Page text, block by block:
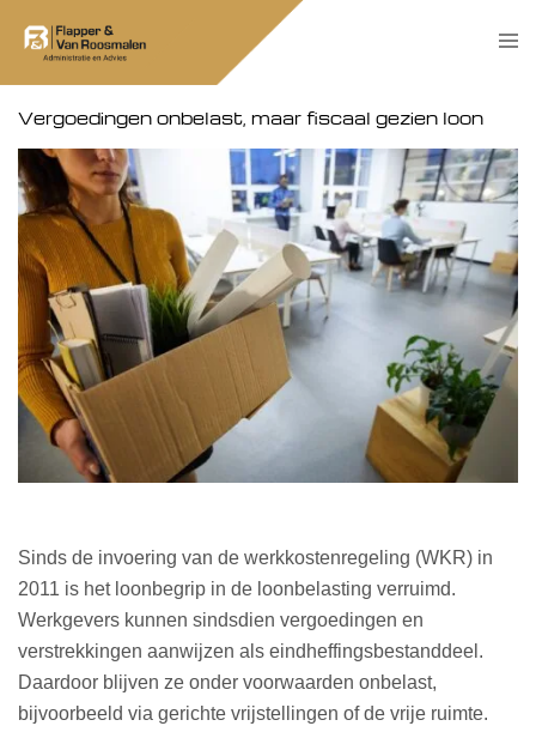
Vergoedingen onbelast, maar fiscaal gezien loon
Sinds de invoering van de werkkostenregeling (WKR) in
2011 is het loonbegrip in de loonbelasting verruimd.
Werkgevers kunnen sindsdien vergoedingen en
verstrekkingen aanwijzen als eindheffingsbestanddeel.
Daardoor blijven ze onder voorwaarden onbelast,
bijvoorbeeld via gerichte vrijstellingen of de vrije ruimte.